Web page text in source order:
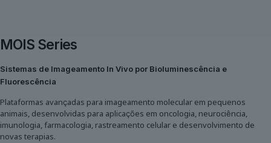
MOIS Series
Sistemas de Imageamento In Vivo por Bioluminescência e
Fluorescência
Plataformas avançadas para imageamento molecular em pequenos
animais, desenvolvidas para aplicações em oncologia, neurociência,
imunologia, farmacologia, rastreamento celular e desenvolvimento de
novas terapias.